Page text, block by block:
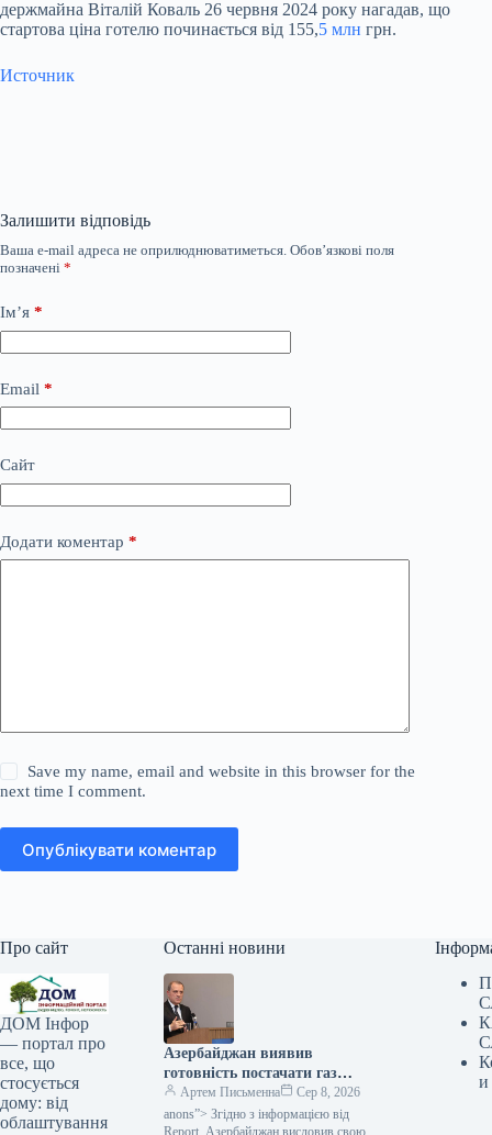
держмайна Віталій Коваль 26 червня 2024 року нагадав, що
стартова ціна готелю починається від 155,5 млн грн.
Источник
Залишити відповідь
Ваша e-mail адреса не оприлюднюватиметься. Обов’язкові поля
позначені *
Ім’я *
Email *
Сайт
Додати коментар *
Save my name, email and website in this browser for the
next time I comment.
Опублікувати коментар
Про сайт
ДОМ Інфор
— портал про
все, що
стосується
дому: від
облаштування
Останні новини
Азербайджан виявив
готовність постачати газ
Україні: що відомо про нову
пропозицію — Мінфін
Артем Письменна
Сер 8, 2026
anons”> Згідно з інформацією від
и